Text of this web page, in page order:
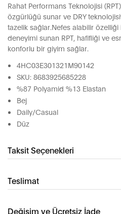
Rahat Performans Teknolojisi
özgürlüğü sunar ve DRY
tazelik sağlar.Nefes alabilir
deneyimi sunan RPT, hafifliği ve
konforlu bir giyim sağlar.
4HC03E301321M90142
SKU: 8683925685228
%87 Polyamid %13 Elastan
Bej
Daily/Casual
Düz
Taksit Seçenekleri
Teslimat
Değişim ve Ücretsiz İade